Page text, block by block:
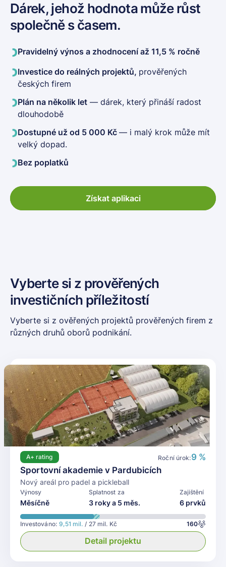
Dárek, jehož hodnota můžerůst
společně s časem.
Pravidelný výnos a zhodnocení až 11,5 % ročně
Investice do reálných projektů, prověřených
českých firem
Plán na několik let — dárek, který přináší radost
dlouhodobě
Dostupné už od 5 000 Kč — i malý krok může mít
velký dopad.
Bez poplatků
Získat aplikaci
Vyberte si z prověřených
investičních příležitostí
Vyberte si z ověřených projektů prověřených firem z
různých druhů oborů podnikání.
A+ rating Roční úrok:9 %
Sportovní akademie v Pardubicích
Nový areál pro padel a pickleball
Výnosy
Měsíčně
Splatnost za
3 roky a 5 měs.
Zajištění
6 prvků
Investováno: 9,51 mil. / 27 mil. Kč 160
Detail projektu